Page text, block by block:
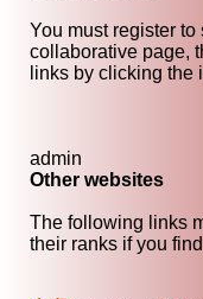
You must register
collaborative page,
links by clicking the
admin
Other websites
The following links
their ranks if you